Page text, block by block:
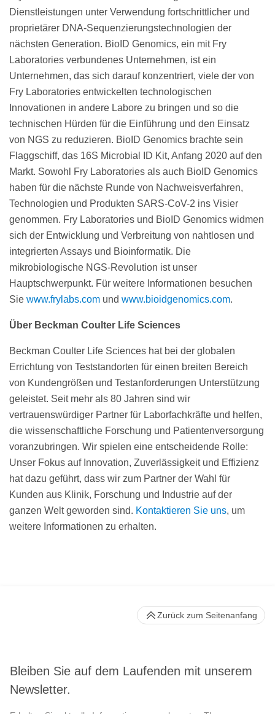
Dienstleistungen unter Verwendung fortschrittlicher und
proprietärer DNA-Sequenzierungstechnologien der
nächsten Generation. BioID Genomics, ein mit Fry
Laboratories verbundenes Unternehmen, ist ein
Unternehmen, das sich darauf konzentriert, viele der von
Fry Laboratories entwickelten technologischen
Innovationen in andere Labore zu bringen und so die
technischen Hürden für die Einführung und den Einsatz
von NGS zu reduzieren. BioID Genomics brachte sein
Flaggschiff, das 16S Microbial ID Kit, Anfang 2020 auf den
Markt. Sowohl Fry Laboratories als auch BioID Genomics
haben für die nächste Runde von Nachweisverfahren,
Technologien und Produkten SARS-CoV-2 ins Visier
genommen. Fry Laboratories und BioID Genomics widmen
sich der Entwicklung und Verbreitung von nahtlosen und
integrierten Assays und Bioinformatik. Die
mikrobiologische NGS-Revolution ist unser
Hauptschwerpunkt. Für weitere Informationen besuchen
Sie www.frylabs.com und www.bioidgenomics.com.
Über Beckman Coulter Life Sciences
Beckman Coulter Life Sciences hat bei der globalen
Errichtung von Teststandorten für einen breiten Bereich
von Kundengrößen und Testanforderungen Unterstützung
geleistet. Seit mehr als 80 Jahren sind wir
vertrauenswürdiger Partner für Laborfachkräfte und helfen,
die wissenschaftliche Forschung und Patientenversorgung
voranzubringen. Wir spielen eine entscheidende Rolle:
Unser Fokus auf Innovation, Zuverlässigkeit und Effizienz
hat dazu geführt, dass wir zum Partner der Wahl für
Kunden aus Klinik, Forschung und Industrie auf der
ganzen Welt geworden sind. Kontaktieren Sie uns, um
weitere Informationen zu erhalten.
Bleiben Sie auf dem Laufenden mit unserem
Newsletter.
Zurück zum Seitenanfang